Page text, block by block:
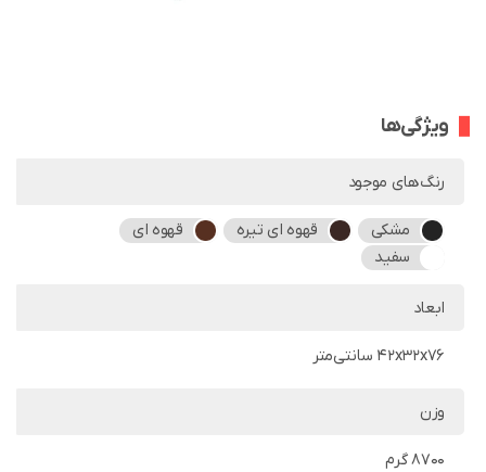
ویژگی‌ها
رنگ‌های موجود
مشکی قهوه ای تیره
قهوه ای
سفید
ابعاد
42x32x76 سانتی‌متر
وزن
8700 گرم